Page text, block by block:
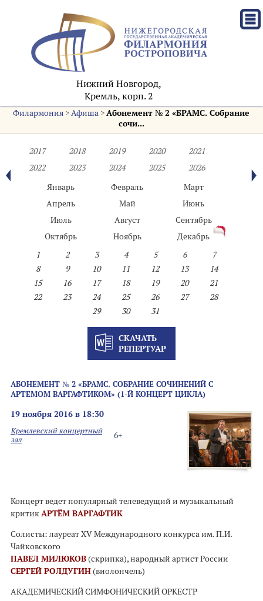
Нижний Новгород,
Кремль, корп. 2
Филармония >Афиша >Абонемент № 2 «БРАМС. Собрание
сочи...
2017 2018 2019 2020
2021
2022
2023 2024 2025
2026
Январь
Февраль
Март
Апрель
Май
Июнь
Июль
Август
Сентябрь
Октябрь
Ноябрь
Декабрь
1
2 3 4 5 6
7
8
9 10 11 12 13
14
15
16 17 18 19 20
21
22
23 24 25 26 27
28
29
30 31
СКАЧАТЬ
РЕПЕРТУАР
АБОНЕМЕНТ № 2 «БРАМС. СОБРАНИЕ СОЧИНЕНИЙ С
АРТЕМОМ ВАРГАФТИКОМ» (1-Й КОНЦЕРТ ЦИКЛА)
19 ноября 2016 в 18:30
6+
Кремлевский концертный
зал
Концерт ведет популярный телеведущий и музыкальный
критикАРТЁМ ВАРГАФТИК
Солисты: лауреат XV Международного конкурса им. П.И.
Чайковского
ПАВЕЛ МИЛЮКОВ(скрипка), народный артист России
СЕРГЕЙ РОЛДУГИН(виолончель)
АКАДЕМИЧЕСКИЙ СИМФОНИЧЕСКИЙ ОРКЕСТР